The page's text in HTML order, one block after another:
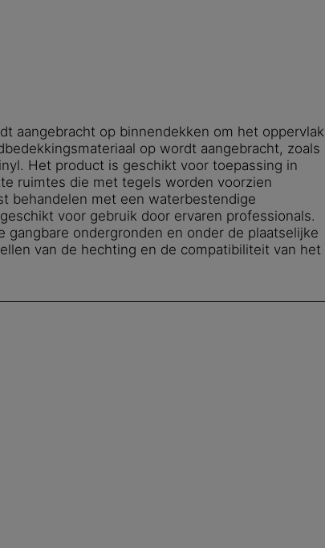
aangebracht op binnendekken om het oppervlak
op wordt aangebracht, zoals
Het product is geschikt voor toepassing in
ruimtes die met tegels worden voorzien
behandelen met een waterbestendige
voor gebruik door ervaren professionals.
ondergronden en onder de plaatselijke
van de hechting en de compatibiliteit van het